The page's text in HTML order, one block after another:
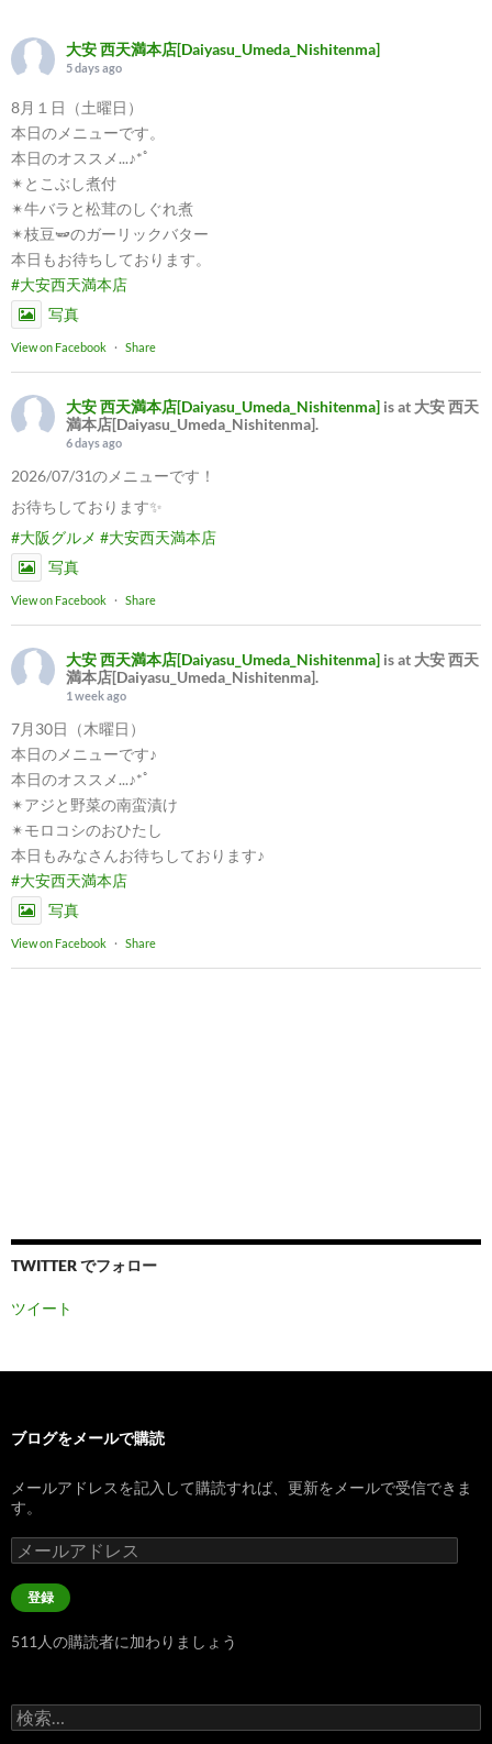
大安 西天満本店[Daiyasu_Umeda_Nishitenma]
5 days ago
8月１日（土曜日）
本日のメニューです。
本日のオススメ...♪*ﾟ
✴︎とこぶし煮付
✴︎牛バラと松茸のしぐれ煮
✴︎枝豆🫛のガーリックバター
本日もお待ちしております。
#大安西天満本店
写真
View on Facebook · Share
大安 西天満本店[Daiyasu_Umeda_Nishitenma] is at 大安 西天
満本店[Daiyasu_Umeda_Nishitenma].
6 days ago
2026/07/31のメニューです！
お待ちしております✨
#大阪グルメ #大安西天満本店
写真
View on Facebook · Share
大安 西天満本店[Daiyasu_Umeda_Nishitenma] is at 大安 西天
満本店[Daiyasu_Umeda_Nishitenma].
1 week ago
7月30日（木曜日）
本日のメニューです♪
本日のオススメ...♪*ﾟ
✴︎アジと野菜の南蛮漬け
✴︎モロコシのおひたし
本日もみなさんお待ちしております♪
#大安西天満本店
写真
View on Facebook · Share
TWITTER でフォロー
ツイート
ブログをメールで購読
メールアドレスを記入して購読すれば、更新をメールで受信できま
す。
メ
ー
ル
ア
レ
登録
511人の購読者に加わりましょう
検
索: